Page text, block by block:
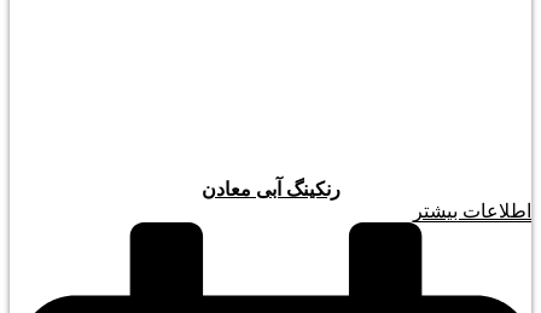
رنکینگ آبی معادن
اطلاعات بیشتر